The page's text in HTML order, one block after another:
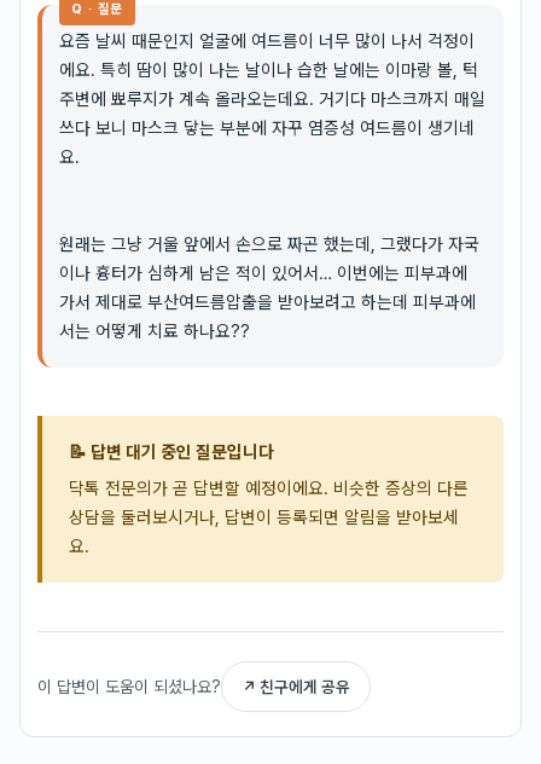
Q · 질문
요즘 날씨 때문인지 얼굴에 여드름이 너무 많이 나서 걱정이
에요. 특히 땀이 많이 나는 날이나 습한 날에는 이마랑 볼, 턱
주변에 뾰루지가 계속 올라오는데요. 거기다 마스크까지 매일
쓰다 보니 마스크 닿는 부분에 자꾸 염증성 여드름이 생기네
요.
원래는 그냥 거울 앞에서 손으로 짜곤 했는데, 그랬다가 자국
이나 흉터가 심하게 남은 적이 있어서… 이번에는 피부과에
가서 제대로 부산여드름압출을 받아보려고 하는데 피부과에
서는 어떻게 치료 하나요??
📝 답변 대기 중인 질문입니다
닥톡 전문의가 곧 답변할 예정이에요. 비슷한 증상의 다른
상담을 둘러보시거나, 답변이 등록되면 알림을 받아보세
요.
이 답변이 도움이 되셨나요? ↗ 친구에게 공유